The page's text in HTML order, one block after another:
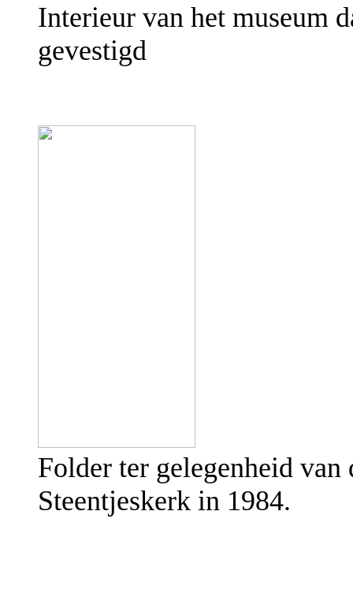
Interieur van het museum
gevestigd
Folder ter gelegenheid
Steentjeskerk in 1984.